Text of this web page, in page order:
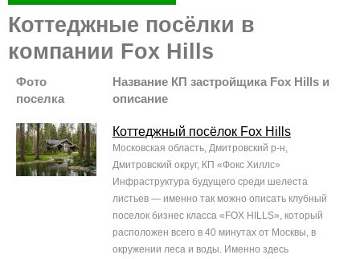
Коттеджные посёлки в
компании Fox Hills
Фото
поселка
Название КП застройщика Fox Hills и
описание
Коттеджный посёлок Fox Hills
Московская область, Дмитровский р-н,
Дмитровский округ, КП «Фокс Хиллс»
Инфраструктура будущего среди шелеста
листьев — именно так можно описать клубный
поселок бизнес класса «FOX HILLS», который
расположен всего в 40 минутах от Москвы, в
окружении леса и воды. Именно здесь